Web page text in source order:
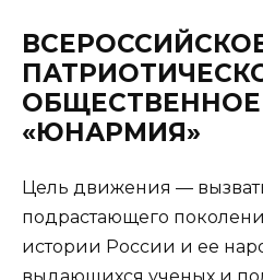
«ЮНАРМИЯ»
Цель движения —
подрастающего
истории России и ее